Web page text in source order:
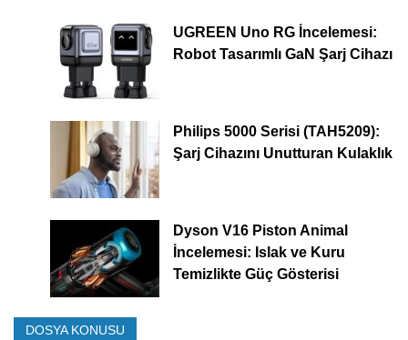
UGREEN Uno RG İncelemesi:
Robot Tasarımlı GaN Şarj Cihazı
Philips 5000 Serisi (TAH5209):
Şarj Cihazını Unutturan Kulaklık
Dyson V16 Piston Animal
İncelemesi: Islak ve Kuru
Temizlikte Güç Gösterisi
DOSYA KONUSU